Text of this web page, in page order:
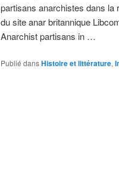
partisans anarchistes dans la
du site anar britannique
Anarchist partisans in …
Publié dansHistoire et littérature,